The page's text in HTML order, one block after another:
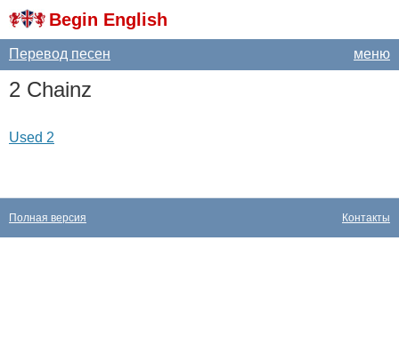
Begin English
меню
Перевод песен
2 Chainz
Used 2
Контакты
Полная версия